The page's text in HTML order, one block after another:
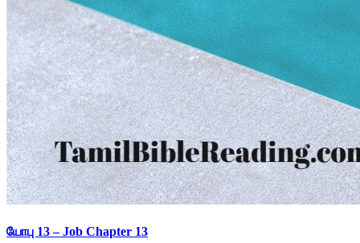
யோபு 13 – Job Chapter 13